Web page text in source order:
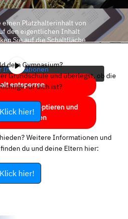
einen Platzhalterinhalt von
den eigentlichen Inhalt
Sie auf die Schaltfläche
Informationen
entsperren
akzeptieren und
entsperren
dein Gymnasium?
Grundschule und überlegst, ob die
für dich ist?
Klick hier!
Weitere Informationen und
du und deine Eltern hier:
Klick hier!